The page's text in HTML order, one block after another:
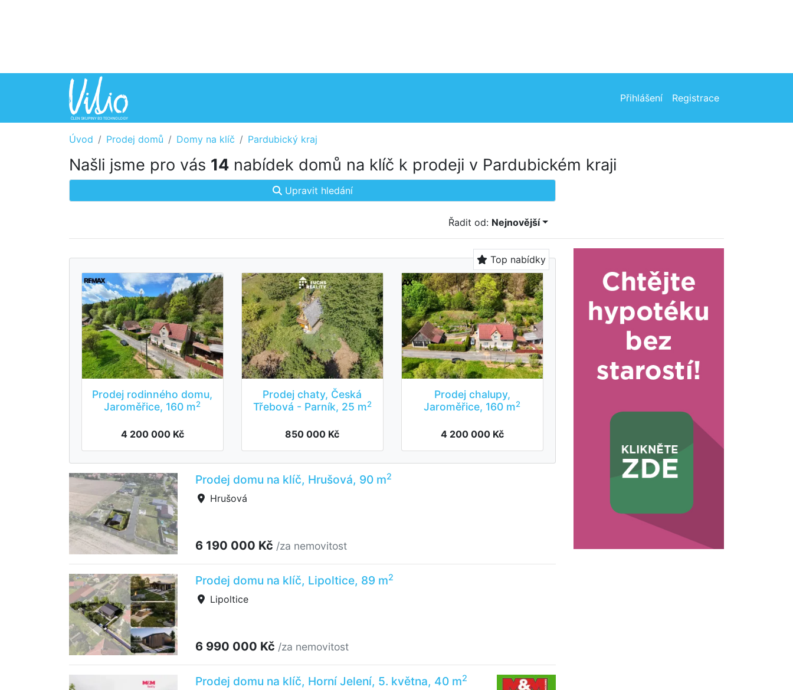
Přihlášení Registrace
Úvod Prodej domů Domy na klíč Pardubický kraj
Našli jsme pro vás 14 nabídek domů na klíč k prodeji v Pardubickém kraji
Upravit hledání
Řadit od: Nejnovější
Top nabídky
Prodej rodinného domu,
Jaroměřice, 160 m2
4 200 000 Kč
Prodej chaty, Česká
Třebová - Parník, 25 m2
850 000 Kč
Prodej chalupy,
Jaroměřice, 160 m2
4 200 000 Kč
Prodej domu na klíč, Hrušová, 90 m2
Hrušová
6 190 000 Kč /za nemovitost
Prodej domu na klíč, Lipoltice, 89 m2
Lipoltice
6 990 000 Kč /za nemovitost
Prodej domu na klíč, Horní Jelení, 5. května, 40 m2